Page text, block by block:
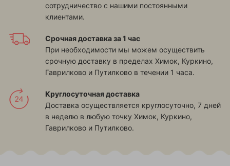
сотрудничество с нашими постоянными
клиентами.
Срочная доставка за 1 час
При необходимости мы можем осуществить
срочную доставку в пределах Химок, Куркино,
Гаврилково и Путилково в течении 1 часа.
Круглосуточная доставка
Доставка осуществляется круглосуточно, 7 дней
в неделю в любую точку Химок, Куркино,
Гаврилково и Путилково.